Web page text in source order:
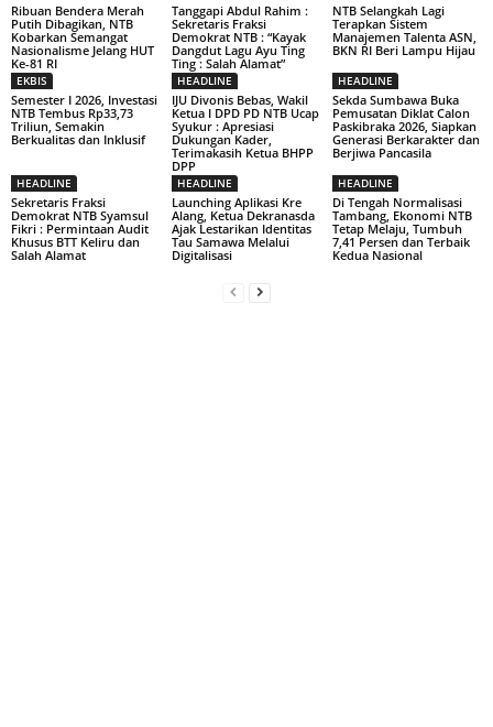
Ribuan Bendera Merah
Putih Dibagikan, NTB
Kobarkan Semangat
Nasionalisme Jelang HUT
Ke-81 RI
Tanggapi Abdul Rahim :
Sekretaris Fraksi
Demokrat NTB : “Kayak
Dangdut Lagu Ayu Ting
Ting : Salah Alamat”
NTB Selangkah Lagi
Terapkan Sistem
Manajemen Talenta ASN,
BKN RI Beri Lampu Hijau
EKBIS
Semester I 2026, Investasi
NTB Tembus Rp33,73
Triliun, Semakin
Berkualitas dan Inklusif
HEADLINE
IJU Divonis Bebas, Wakil
Ketua I DPD PD NTB Ucap
Syukur : Apresiasi
Dukungan Kader,
Terimakasih Ketua BHPP
DPP
HEADLINE
Sekda Sumbawa Buka
Pemusatan Diklat Calon
Paskibraka 2026, Siapkan
Generasi Berkarakter dan
Berjiwa Pancasila
HEADLINE
Sekretaris Fraksi
Demokrat NTB Syamsul
Fikri : Permintaan Audit
Khusus BTT Keliru dan
Salah Alamat
HEADLINE
Launching Aplikasi Kre
Alang, Ketua Dekranasda
Ajak Lestarikan Identitas
Tau Samawa Melalui
Digitalisasi
HEADLINE
Di Tengah Normalisasi
Tambang, Ekonomi NTB
Tetap Melaju, Tumbuh
7,41 Persen dan Terbaik
Kedua Nasional